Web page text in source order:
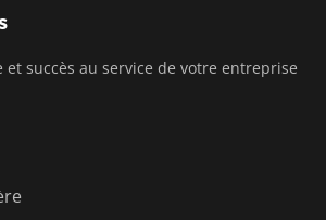
succès au service de votre entreprise